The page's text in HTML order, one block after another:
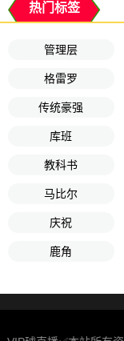
热门标签
管理层
格雷罗
传统豪强
库班
教科书
马比尔
庆祝
鹿角